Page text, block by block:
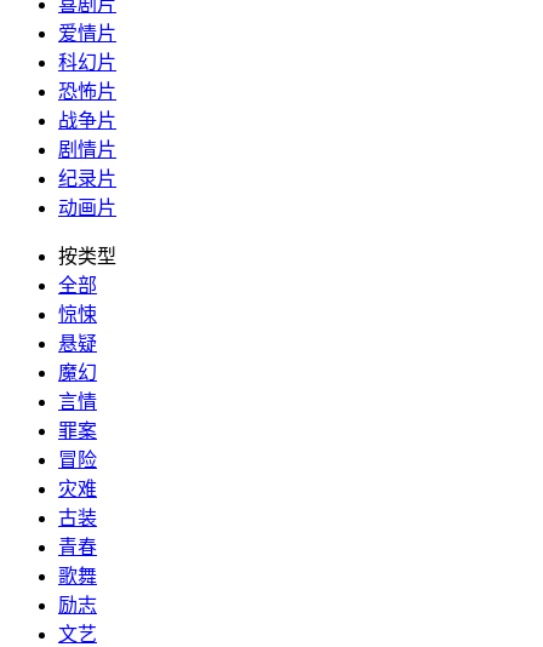
喜剧片
爱情片
科幻片
恐怖片
战争片
剧情片
纪录片
动画片
按类型
全部
惊悚
悬疑
魔幻
言情
罪案
冒险
灾难
古装
青春
歌舞
励志
文艺